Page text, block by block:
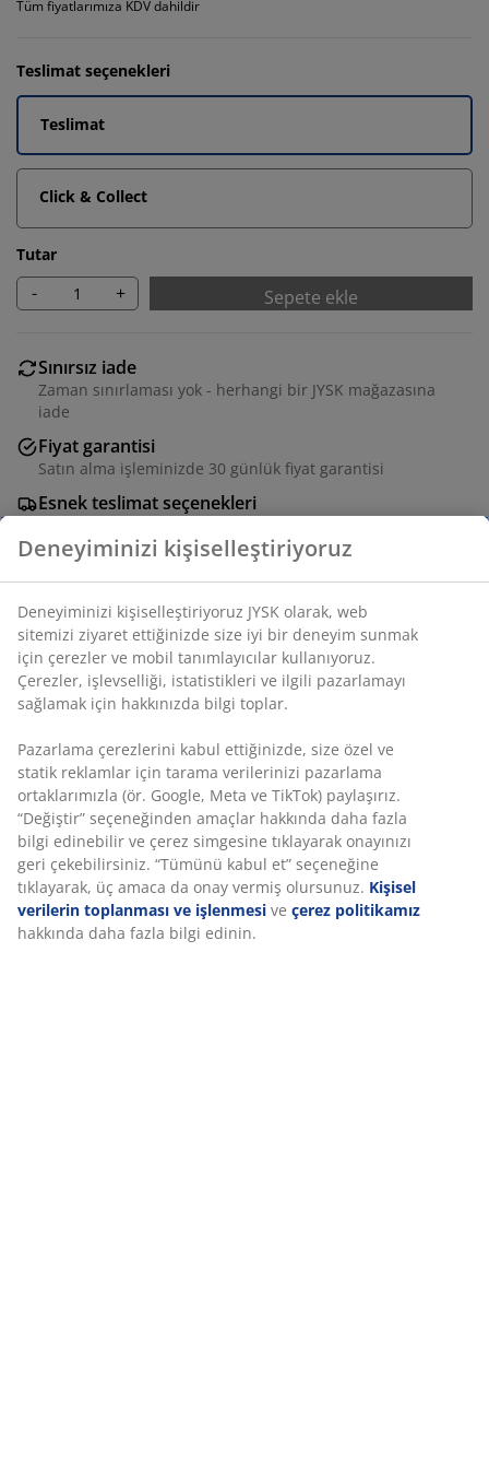
Tüm fiyatlarımıza KDV dahildir
Teslimat seçenekleri
Teslimat
Click & Collect
Tutar
- + Sepete ekle
Sınırsız iade
Zaman sınırlaması yok - herhangi bir JYSK mağazasına
iade
Fiyat garantisi
Satın alma işleminizde 30 günlük fiyat garantisi
Esnek teslimat seçenekleri
SKU: 2349600
Özellikler
İncelemeler
(0)
Teslimat
Deneyiminizi kişiselleştiriyoruz
Deneyiminizi kişiselleştiriyoruz JYSK olarak, web
sitemizi ziyaret ettiğinizde size iyi bir deneyim sunmak
için çerezler ve mobil tanımlayıcılar kullanıyoruz.
Çerezler, işlevselliği, istatistikleri ve ilgili pazarlamayı
sağlamak için hakkınızda bilgi toplar.
Pazarlama çerezlerini kabul ettiğinizde, size özel ve
statik reklamlar için tarama verilerinizi pazarlama
ortaklarımızla (ör. Google, Meta ve TikTok) paylaşırız.
“Değiştir” seçeneğinden amaçlar hakkında daha fazla
bilgi edinebilir ve çerez simgesine tıklayarak onayınızı
geri çekebilirsiniz. “Tümünü kabul et” seçeneğine
tıklayarak, üç amaca da onay vermiş olursunuz. Kişisel
verilerin toplanması ve işlenmesi ve çerez politikamız
hakkında daha fazla bilgi edinin.